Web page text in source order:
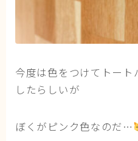
今度は色をつけてトー
したらしいが
ぼくがピンク色なのだ…